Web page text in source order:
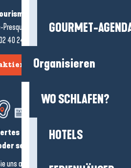
GOURMET-
Organisieren
WO SCHLAFEN?
HOTELS
Presqu'île de Guérande
40 24 34 44
Sie uns
Hörvermögen?
schwerhörig?
uns an in
hier klicken